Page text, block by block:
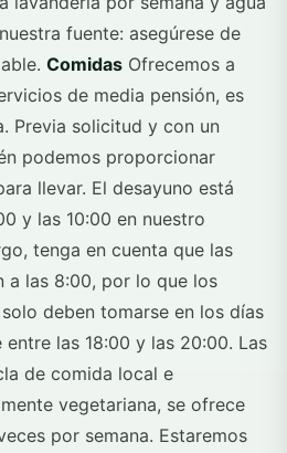
fuente: asegúrese de
Comidas Ofrecemos a
de media pensión, es
Previa solicitud y con un
podemos proporcionar
llevar. El desayuno está
y las 10:00 en nuestro
tenga en cuenta que las
a las 8:00, por lo que los
deben tomarse en los días
entre las 18:00 y las 20:00. Las
de comida local e
vegetariana, se ofrece
por semana. Estaremos